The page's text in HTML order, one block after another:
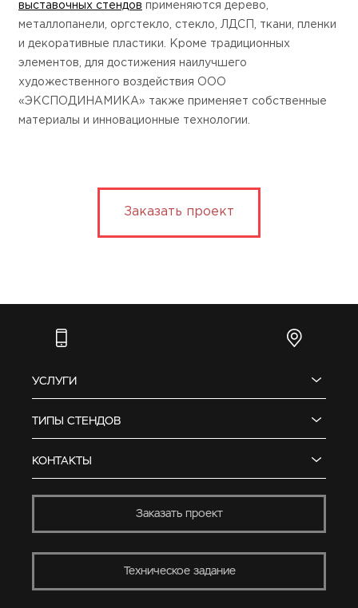
выставочных стендов применяются дерево,
металлопанели, оргстекло, стекло, ЛДСП, ткани, пленки
и декоративные пластики. Кроме традиционных
элементов, для достижения наилучшего
художественного воздействия ООО
«ЭКСПОДИНАМИКА» также применяет собственные
материалы и инновационные технологии.
Заказать проект
УСЛУГИ
ТИПЫ СТЕНДОВ
КОНТАКТЫ
Заказать проект
Техническое задание